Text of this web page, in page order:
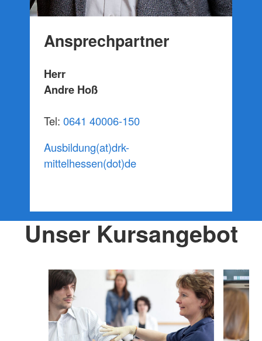
Mehr anzeigen
Ansprechpartner
Herr
Andre Hoß
Tel:0641 40006-150
Ausbildung(at)drk-
mittelhessen(dot)de
Unser Kursangebot